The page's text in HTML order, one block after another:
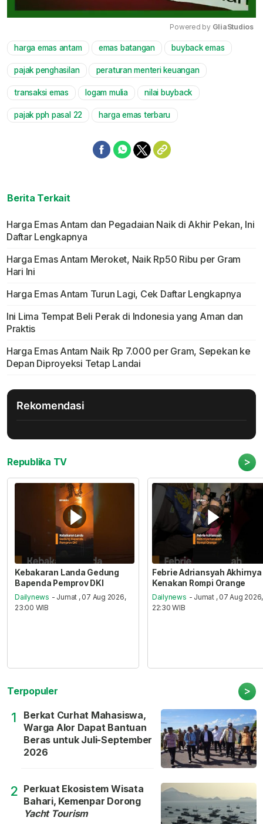
Mute
Powered by GliaStudios
harga emas antam emas batangan buyback emas
pajak penghasilan peraturan menteri keuangan
transaksi emas logam mulia nilai buyback
pajak pph pasal 22 harga emas terbaru
Berita Terkait
Harga Emas Antam dan Pegadaian Naik di Akhir Pekan, Ini
Daftar Lengkapnya
Harga Emas Antam Meroket, Naik Rp50 Ribu per Gram
Hari Ini
Harga Emas Antam Turun Lagi, Cek Daftar Lengkapnya
Ini Lima Tempat Beli Perak di Indonesia yang Aman dan
Praktis
Harga Emas Antam Naik Rp 7.000 per Gram, Sepekan ke
Depan Diproyeksi Tetap Landai
Rekomendasi
Republika TV >
Kebakaran Landa Gedung
Bapenda Pemprov DKI
Dailynews - Jumat , 07 Aug 2026,
23:00 WIB
Febrie Adriansyah Akhirnya
Kenakan Rompi Orange
Dailynews - Jumat , 07 Aug 2026,
22:30 WIB
Terpopuler >
1
Berkat Curhat Mahasiswa,
Warga Alor Dapat Bantuan
Beras untuk Juli-September
2026
2 Perkuat Ekosistem Wisata
Bahari, Kemenpar Dorong
Yacht Tourism